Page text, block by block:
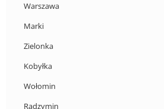
Warszawa
Marki
Zielonka
Kobyłka
Wołomin
Radzymin